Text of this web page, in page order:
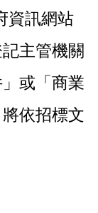
資訊網站
主管機關
或「商業
依招標文